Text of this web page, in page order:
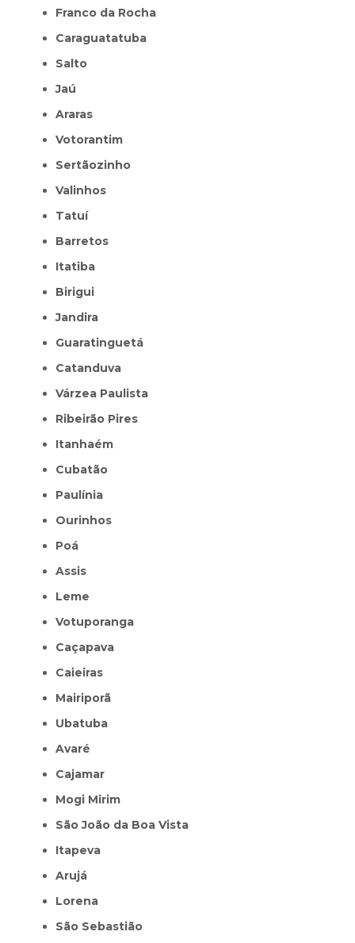
Franco da Rocha
Caraguatatuba
Salto
Jaú
Araras
Votorantim
Sertãozinho
Valinhos
Tatuí
Barretos
Itatiba
Birigui
Jandira
Guaratinguetá
Catanduva
Várzea Paulista
Ribeirão Pires
Itanhaém
Cubatão
Paulínia
Ourinhos
Poá
Assis
Leme
Votuporanga
Caçapava
Caieiras
Mairiporã
Ubatuba
Avaré
Cajamar
Mogi Mirim
São João da Boa Vista
Itapeva
Arujá
Lorena
São Sebastião